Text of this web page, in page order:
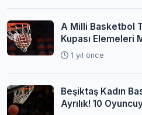
A Milli Basketbol
Kupası Elemeleri
1 yıl önce
Beşiktaş Kadın
Ayrılık! 10